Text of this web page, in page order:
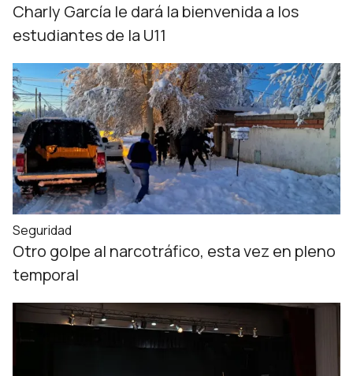
Charly García le dará la bienvenida a los
estudiantes de la U11
Seguridad
Otro golpe al narcotráfico, esta vez en pleno
temporal